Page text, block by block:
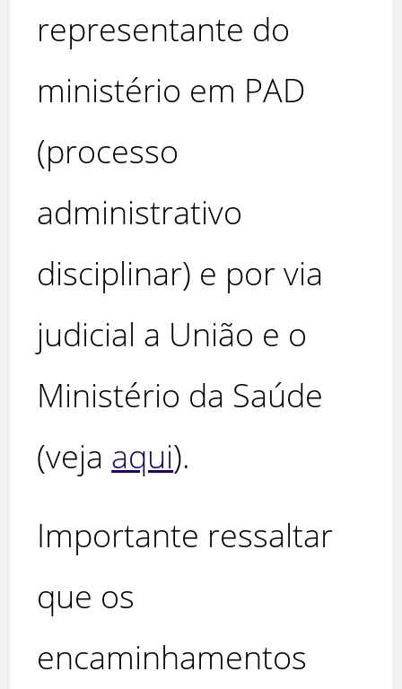
representante do
ministério em PAD
(processo
administrativo
disciplinar) e por via
judicial a União e o
Ministério da Saúde
(veja aqui).
Importante ressaltar
que os
encaminhamentos